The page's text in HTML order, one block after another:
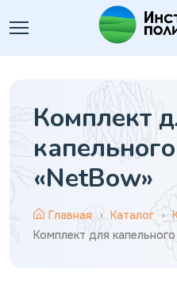
Комплект
«NetBow»
Главная Каталог
Комплект для